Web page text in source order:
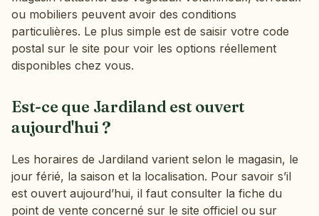
ou mobiliers peuvent avoir des conditions
particulières. Le plus simple est de saisir votre code
postal sur le site pour voir les options réellement
disponibles chez vous.
Est-ce que Jardiland est ouvert
aujourd'hui ?
Les horaires de Jardiland varient selon le magasin, le
jour férié, la saison et la localisation. Pour savoir s’il
est ouvert aujourd’hui, il faut consulter la fiche du
point de vente concerné sur le site officiel ou sur